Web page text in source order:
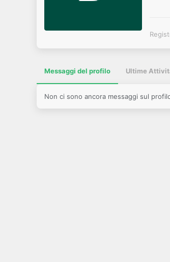
Messaggi del profilo Ultime
Non ci sono ancora messaggi sul